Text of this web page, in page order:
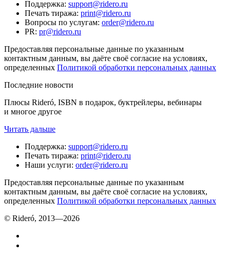
Поддержка: support@ridero.ru
Печать тиража: print@ridero.ru
Вопросы по услугам: order@ridero.ru
PR: pr@ridero.ru
Предоставляя персональные данные по указанным
контактным данным, вы даёте своё согласие на условиях,
определенных Политикой обработки персональных данных
Последние новости
Плюсы Rideró, ISBN в подарок, буктрейлеры, вебинары
и многое другое
Читать дальше
Поддержка: support@ridero.ru
Печать тиража: print@ridero.ru
Наши услуги: order@ridero.ru
Предоставляя персональные данные по указанным
контактным данным, вы даёте своё согласие на условиях,
определенных Политикой обработки персональных данных
© Rideró, 2013—2026